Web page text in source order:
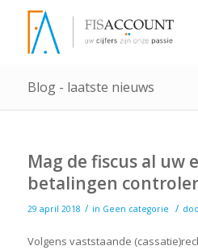
Blog - laatste nieuws
Mag de fiscus al uw
betalingen
29 april 2018 / in Geen categorie /
Volgens vaststaande